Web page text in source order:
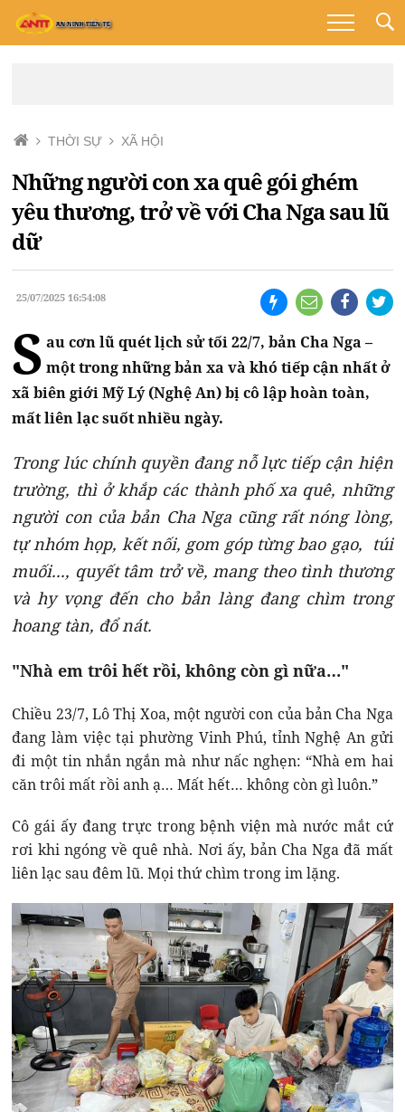
THỜI SỰ XÃ HỘI
Những người con xa quê gói ghém
yêu thương, trở về với Cha Nga sau lũ
dữ
25/07/2025 16:54:08
S au cơn lũ quét lịch sử tối 22/7, bản Cha Nga –
một trong những bản xa và khó tiếp cận nhất ở
xã biên giới Mỹ Lý (Nghệ An) bị cô lập hoàn toàn,
mất liên lạc suốt nhiều ngày.
Trong lúc chính quyền đang nỗ lực tiếp cận hiện
trường, thì ở khắp các thành phố xa quê, những
người con của bản Cha Nga cũng rất nóng lòng,
tự nhóm họp, kết nối, gom góp từng bao gạo, túi
muối..., quyết tâm trở về, mang theo tình thương
và hy vọng đến cho bản làng đang chìm trong
hoang tàn, đổ nát.
"Nhà em trôi hết rồi, không còn gì nữa…"
Chiều 23/7, Lô Thị Xoa, một người con của bản Cha Nga
đang làm việc tại phường Vinh Phú, tỉnh Nghệ An gửi
đi một tin nhắn ngắn mà như nấc nghẹn: “Nhà em hai
căn trôi mất rồi anh ạ… Mất hết… không còn gì luôn.”
Cô gái ấy đang trực trong bệnh viện mà nước mắt cứ
rơi khi ngóng về quê nhà. Nơi ấy, bản Cha Nga đã mất
liên lạc sau đêm lũ. Mọi thứ chìm trong im lặng.